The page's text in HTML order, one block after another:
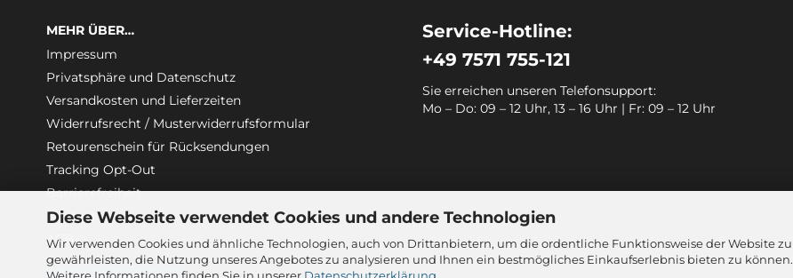
Diese Webseite verwendet Cookies und andere Technologien
Wir verwenden Cookies und ähnliche Technologien, auch von Drittanbietern, um die ordentliche Funktionsweise der Website zu
gewährleisten, die Nutzung unseres Angebotes zu analysieren und Ihnen ein bestmögliches Einkaufserlebnis bieten zu können.
Weitere Informationen finden Sie in unserer Datenschutzerklärung
MEHR ÜBER…
Impressum
Privatsphäre und Datenschutz
Versandkosten und Lieferzeiten
Widerrufsrecht / Musterwiderrufsformular
Retourenschein für Rücksendungen
Tracking Opt-Out
Barrierefreiheit
Kontakt
AGB
Service-Hotline:
+49 7571 755-121
Sie erreichen unseren Telefonsupport:
Mo – Do: 09 – 12 Uhr, 13 – 16 Uhr | Fr: 09 – 12 Uhr